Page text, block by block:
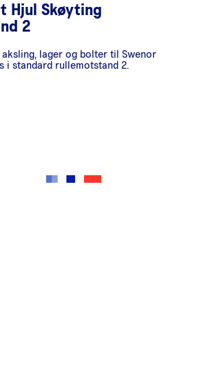
Hjul Skøyting
2
lager og bolter til Swenor
i standard rullemotstand 2.